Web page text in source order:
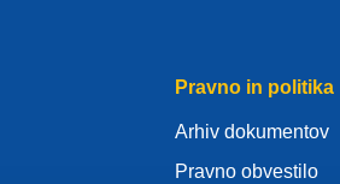
Pravno in politika
Arhiv dokumentov
Pravno obvestilo